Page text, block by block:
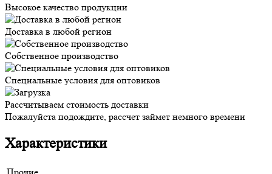
Высокое качество продукции
Доставка в любой регион
Собственное производство
Специальные условия для оптовиков
Рассчитываем стоимость доставки
Пожалуйста подождите, рассчет займет немного времени
Характеристики
Прочие